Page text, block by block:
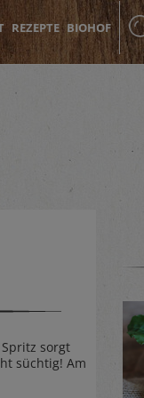
REZEPTE BIOHOF
sorgt
süchtig! Am